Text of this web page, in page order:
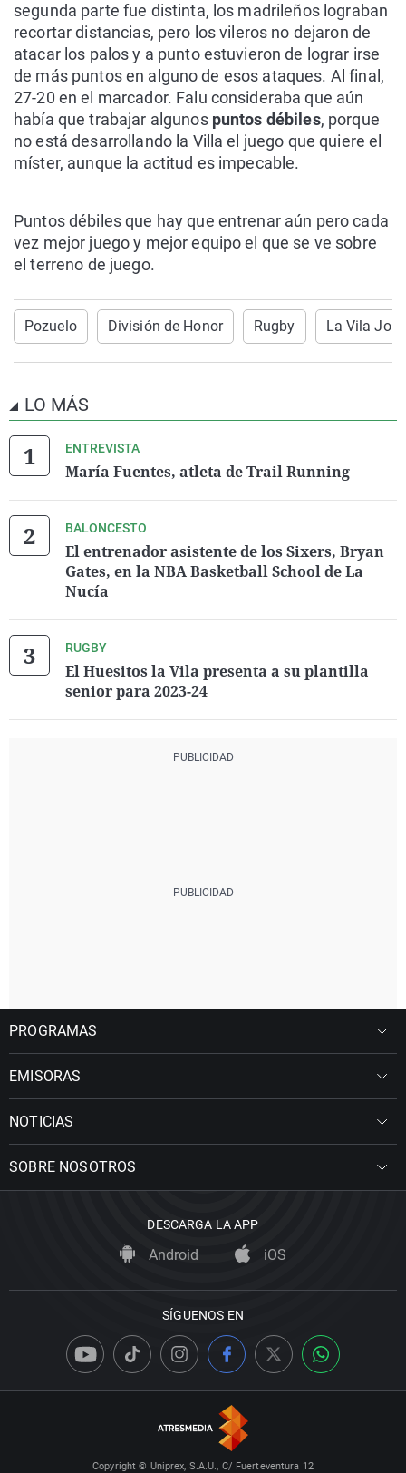
segunda parte fue distinta, los madrileños lograban
recortar distancias, pero los vileros no dejaron de
atacar los palos y a punto estuvieron de lograr irse
de más puntos en alguno de esos ataques. Al final,
27-20 en el marcador. Falu consideraba que aún
había que trabajar algunos puntos débiles, porque
no está desarrollando la Villa el juego que quiere el
míster, aunque la actitud es impecable.
Puntos débiles que hay que entrenar aún pero cada
vez mejor juego y mejor equipo el que se ve sobre
el terreno de juego.
Pozuelo División de Honor Rugby La Vila
LO MÁS
ENTREVISTA
María Fuentes, atleta de Trail Running
BALONCESTO
El entrenador asistente de los Sixers, Bryan
Gates, en la NBA Basketball School de La
Nucía
RUGBY
El Huesitos la Vila presenta a su plantilla
senior para 2023-24
PROGRAMAS
EMISORAS
NOTICIAS
SOBRE NOSOTROS
DESCARGA LA APP
Android iOS
SÍGUENOS EN
Copyright © Uniprex, S.A.U., C/ Fuerteventura 12